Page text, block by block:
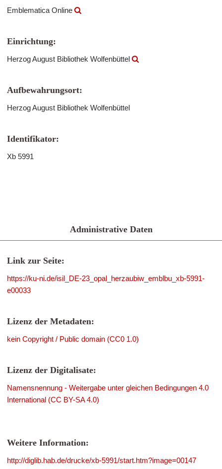
Emblematica Online
Einrichtung:
Herzog August Bibliothek Wolfenbüttel
Aufbewahrungsort:
Herzog August Bibliothek Wolfenbüttel
Identifikator:
Xb 5991
Administrative Daten
Link zur Seite:
https://ku-ni.de/isil_DE-23_opal_herzaubiw_emblbu_xb-5991-
e00033
Lizenz der Metadaten:
kein Copyright / Public domain (CC0 1.0)
Lizenz der Digitalisate:
Namensnennung - Weitergabe unter gleichen Bedingungen 4.0
International (CC BY-SA 4.0)
Weitere Information:
http://diglib.hab.de/drucke/xb-5991/start.htm?image=00147